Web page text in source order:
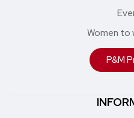
Women to
P&M